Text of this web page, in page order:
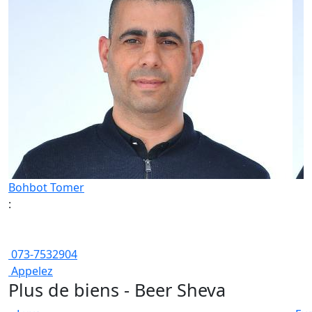
Bohbot Tomer
:
073-7532904
Appelez
Plus de biens - Beer Sheva